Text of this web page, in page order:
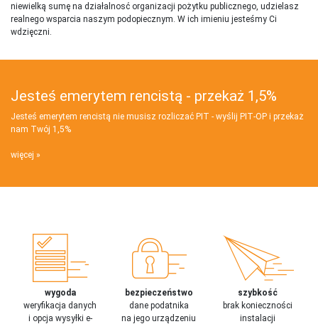
niewielką sumę na działalnosć organizacji pożytku publicznego, udzielasz
realnego wsparcia naszym podopiecznym. W ich imieniu jesteśmy Ci
wdzięczni.
Jesteś emerytem rencistą - przekaż 1,5%
Jesteś emerytem rencistą nie musisz rozliczać PIT - wyślij PIT‑OP i przekaż
nam Twój 1,5%
więcej
wygoda
weryfikacja danych
i opcja wysyłki e-
bezpieczeństwo
dane podatnika
na jego urządzeniu
szybkość
brak konieczności
instalacji